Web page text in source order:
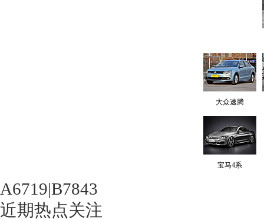
大众速腾
宝马4系
A6719|B7843
近期热点关注